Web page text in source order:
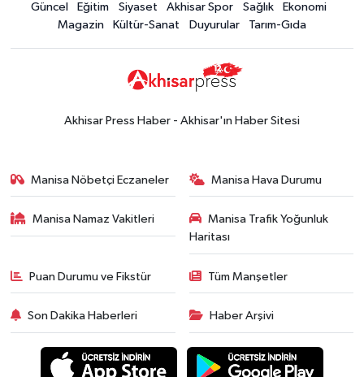
15:02Akhisar'da sıcak hava etkisini
sürdürüyor! İşte 5 günlük hava
durumu
Güncel
14:53
Çanakkale'nin tarihini yerinde
yaşadı
19:00Kadın ve Çocuk Giyimde Yeni
Dönem: Minik Terzi’den Anne-
Çocuk Stilini Tamamlayan
Güncel Eğitim Siyaset Akhisar Spor Sağlık
Ekonomi
Magazin
Kültür-Sanat Duyurular Tarım-Gıda
Akhisar Press Haber - Akhisar'ın Haber Sitesi
Manisa Nöbetçi Eczaneler Manisa Hava Durumu
Manisa Namaz Vakitleri
Manisa Trafik Yoğunluk
Haritası
Puan Durumu ve Fikstür Tüm Manşetler
Son Dakika Haberleri Haber Arşivi